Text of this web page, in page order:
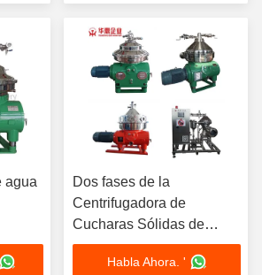
agua
Dos fases de la
Centrifugadora de
Cucharas Sólidas de
Pharma Disco Gear Drive
Habla Ahora. '